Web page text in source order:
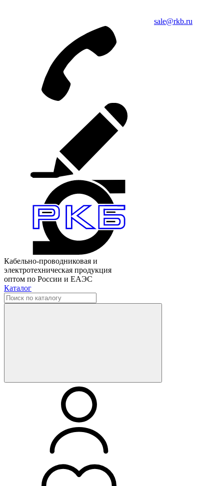
sale@rkb.ru
Кабельно-проводниковая и
электротехническая продукция
оптом по России и ЕАЭС
Каталог